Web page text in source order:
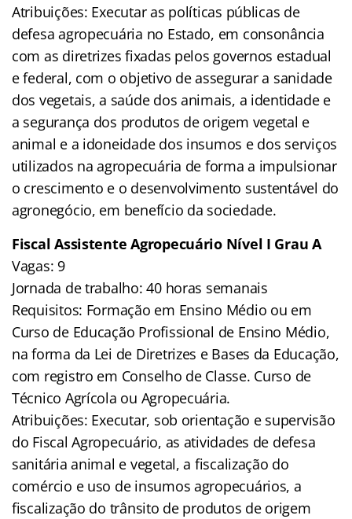
Atribuições: Executar as políticas públicas de
defesa agropecuária no Estado, em consonância
com as diretrizes fixadas pelos governos estadual
e federal, com o objetivo de assegurar a sanidade
dos vegetais, a saúde dos animais, a identidade e
a segurança dos produtos de origem vegetal e
animal e a idoneidade dos insumos e dos serviços
utilizados na agropecuária de forma a impulsionar
o crescimento e o desenvolvimento sustentável do
agronegócio, em benefício da sociedade.
Fiscal Assistente Agropecuário Nível I Grau A
Vagas: 9
Jornada de trabalho: 40 horas semanais
Requisitos: Formação em Ensino Médio ou em
Curso de Educação Profissional de Ensino Médio,
na forma da Lei de Diretrizes e Bases da Educação,
com registro em Conselho de Classe. Curso de
Técnico Agrícola ou Agropecuária.
Atribuições: Executar, sob orientação e supervisão
do Fiscal Agropecuário, as atividades de defesa
sanitária animal e vegetal, a fiscalização do
comércio e uso de insumos agropecuários, a
fiscalização do trânsito de produtos de origem